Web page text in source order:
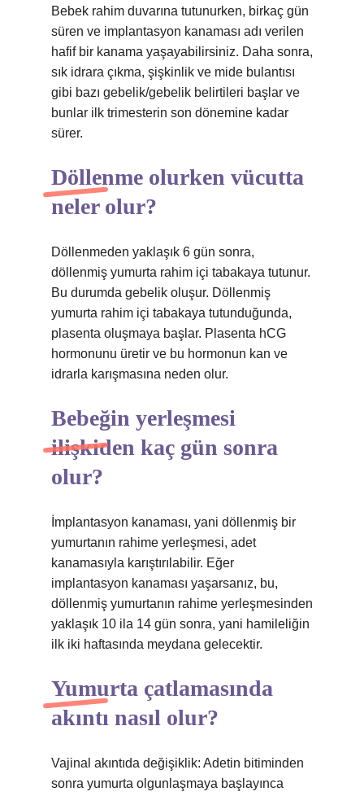
Bebek rahim duvarına tutunurken, birkaç gün
süren ve implantasyon kanaması adı verilen
hafif bir kanama yaşayabilirsiniz. Daha sonra,
sık idrara çıkma, şişkinlik ve mide bulantısı
gibi bazı gebelik/gebelik belirtileri başlar ve
bunlar ilk trimesterin son dönemine kadar
sürer.
Döllenme olurken vücutta
neler olur?
Döllenmeden yaklaşık 6 gün sonra,
döllenmiş yumurta rahim içi tabakaya tutunur.
Bu durumda gebelik oluşur. Döllenmiş
yumurta rahim içi tabakaya tutunduğunda,
plasenta oluşmaya başlar. Plasenta hCG
hormonunu üretir ve bu hormonun kan ve
idrarla karışmasına neden olur.
Bebeğin yerleşmesi
ilişkiden kaç gün sonra
olur?
İmplantasyon kanaması, yani döllenmiş bir
yumurtanın rahime yerleşmesi, adet
kanamasıyla karıştırılabilir. Eğer
implantasyon kanaması yaşarsanız, bu,
döllenmiş yumurtanın rahime yerleşmesinden
yaklaşık 10 ila 14 gün sonra, yani hamileliğin
ilk iki haftasında meydana gelecektir.
Yumurta çatlamasında
akıntı nasıl olur?
Vajinal akıntıda değişiklik: Adetin bitiminden
sonra yumurta olgunlaşmaya başlayınca